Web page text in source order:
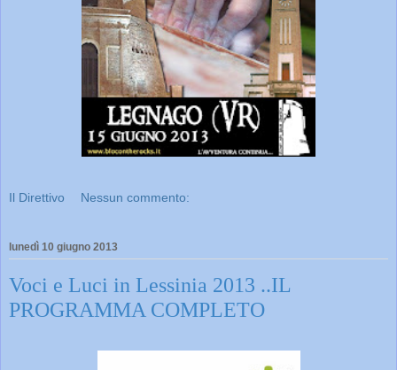
Il Direttivo Nessun commento:
lunedì 10 giugno 2013
Voci e Luci in Lessinia 2013 ..IL
PROGRAMMA COMPLETO